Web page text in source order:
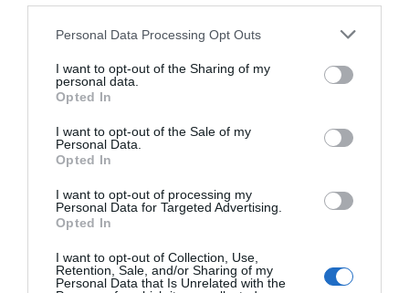
Personal Data Processing Opt Outs
I want to opt-out of the Sharing of my
personal data.
Opted In
I want to opt-out of the Sale of my
Personal Data.
Opted In
I want to opt-out of processing my
Personal Data for Targeted Advertising.
Opted In
I want to opt-out of Collection, Use,
Retention, Sale, and/or Sharing of my
Personal Data that Is Unrelated with the
Hoy destacamos
ECONOMÍA
BBVA. Torres no se ha atrevido a acabar con
Onur Genç, mientras Rodríguez Soler le
Eulogio López 07/08/26 07:57
Dios es el señor de los eclipses
Fidel García 07/08/26 13:26